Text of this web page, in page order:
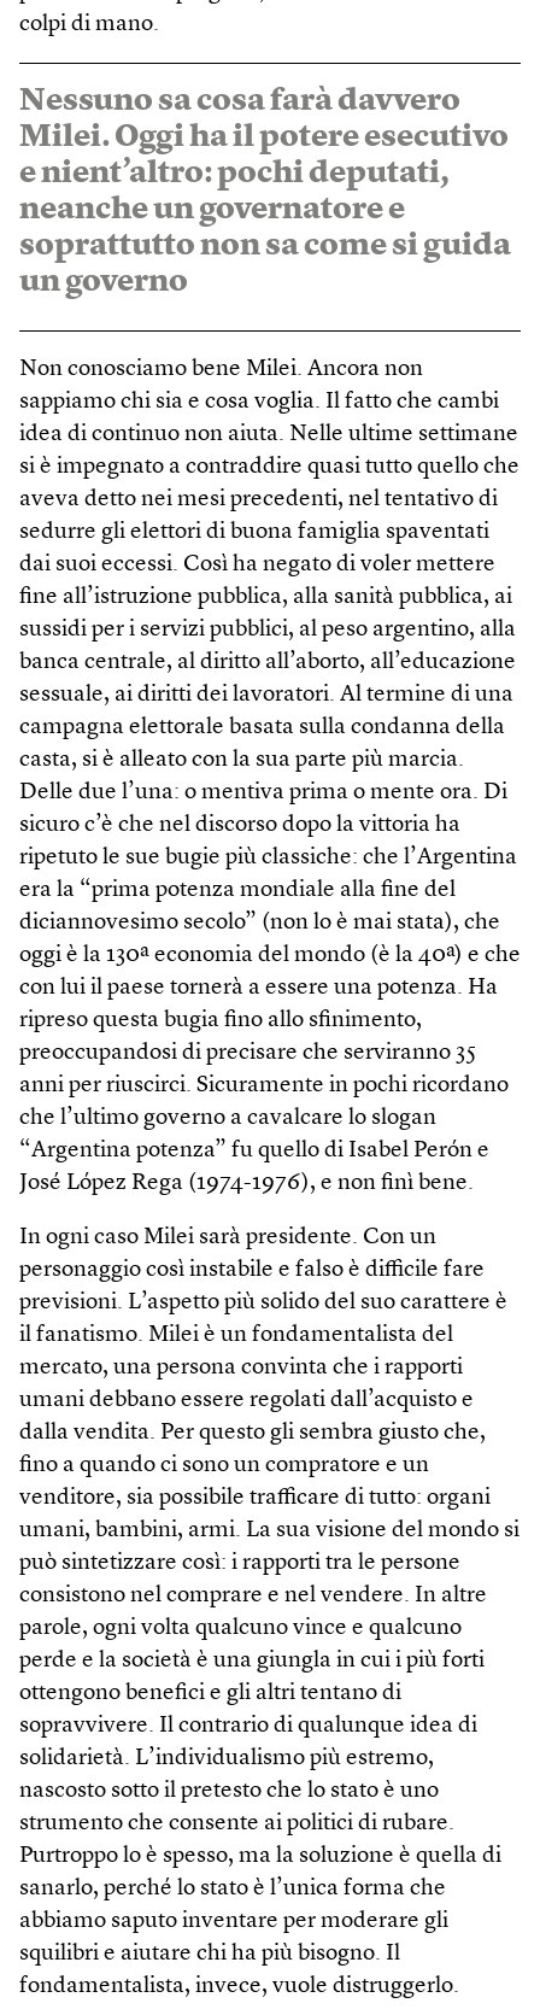
colpi di mano.
Nessuno sa cosa farà davvero
Milei. Oggi ha il potere esecutivo
e nient’altro: pochi deputati,
neanche un governatore e
soprattutto non sa come si guida
un governo
Non conosciamo bene Milei. Ancora non
sappiamo chi sia e cosa voglia. Il fatto che cambi
idea di continuo non aiuta. Nelle ultime settimane
si è impegnato a contraddire quasi tutto quello che
aveva detto nei mesi precedenti, nel tentativo di
sedurre gli elettori di buona famiglia spaventati
dai suoi eccessi. Così ha negato di voler mettere
fine all’istruzione pubblica, alla sanità pubblica, ai
sussidi per i servizi pubblici, al peso argentino, alla
banca centrale, al diritto all’aborto, all’educazione
sessuale, ai diritti dei lavoratori. Al termine di una
campagna elettorale basata sulla condanna della
casta, si è alleato con la sua parte più marcia.
Delle due l’una: o mentiva prima o mente ora. Di
sicuro c’è che nel discorso dopo la vittoria ha
ripetuto le sue bugie più classiche: che l’Argentina
era la “prima potenza mondiale alla fine del
diciannovesimo secolo” (non lo è mai stata), che
oggi è la 130ª economia del mondo (è la 40ª) e che
con lui il paese tornerà a essere una potenza. Ha
ripreso questa bugia fino allo sfinimento,
preoccupandosi di precisare che serviranno 35
anni per riuscirci. Sicuramente in pochi ricordano
che l’ultimo governo a cavalcare lo slogan
“Argentina potenza” fu quello di Isabel Perón e
José López Rega (1974-1976), e non finì bene.
In ogni caso Milei sarà presidente. Con un
personaggio così instabile e falso è difficile fare
previsioni. L’aspetto più solido del suo carattere è
il fanatismo. Milei è un fondamentalista del
mercato, una persona convinta che i rapporti
umani debbano essere regolati dall’acquisto e
dalla vendita. Per questo gli sembra giusto che,
fino a quando ci sono un compratore e un
venditore, sia possibile trafficare di tutto: organi
umani, bambini, armi. La sua visione del mondo si
può sintetizzare così: i rapporti tra le persone
consistono nel comprare e nel vendere. In altre
parole, ogni volta qualcuno vince e qualcuno
perde e la società è una giungla in cui i più forti
ottengono benefici e gli altri tentano di
sopravvivere. Il contrario di qualunque idea di
solidarietà. L’individualismo più estremo,
nascosto sotto il pretesto che lo stato è uno
strumento che consente ai politici di rubare.
Purtroppo lo è spesso, ma la soluzione è quella di
sanarlo, perché lo stato è l’unica forma che
abbiamo saputo inventare per moderare gli
squilibri e aiutare chi ha più bisogno. Il
fondamentalista, invece, vuole distruggerlo.